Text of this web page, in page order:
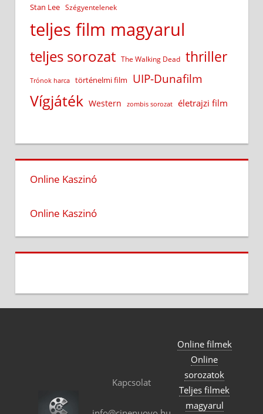
Stan Lee Szégyentelenek
teljes film magyarul
teljes sorozat The Walking Dead thriller
Trónok harca történelmi film UIP-Dunafilm
Vígjáték Western zombis sorozat életrajzi film
Online Kaszinó
Online Kaszinó
Kapcsolat
Online filmek
Online
sorozatok
Teljes filmek
magyarul